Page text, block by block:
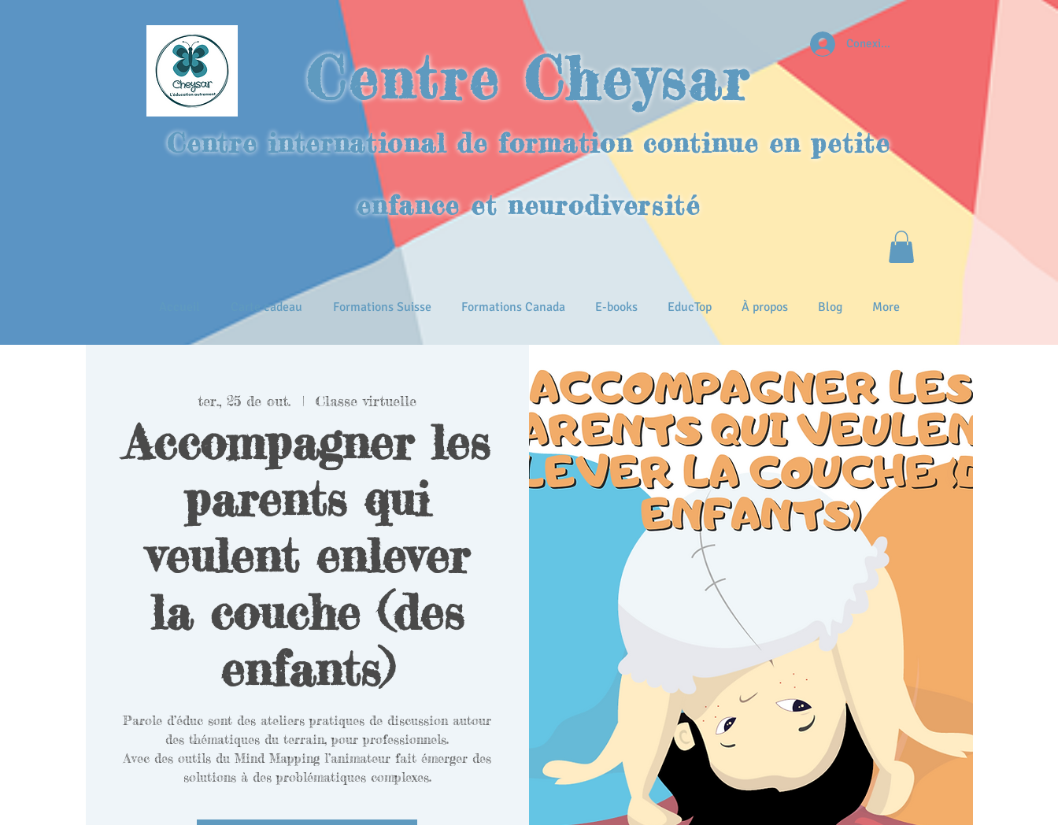
Centre Cheysar
Centre international de formation continue en petite
enfance et neurodiversité
Conexion
Carte cadeau Formations Suisse Formations Canada E-books EducTop À propos Blog More
ter., 25 de out.
  |
Classe virtuelle
Accompagner les
parents qui
veulent enlever
la couche (des
enfants)
Parole d’éduc sont des ateliers pratiques de discussion autour
des thématiques du terrain, pour professionnels.
Avec des outils du Mind Mapping l’animateur fait émerger des
solutions à des problématiques complexes.